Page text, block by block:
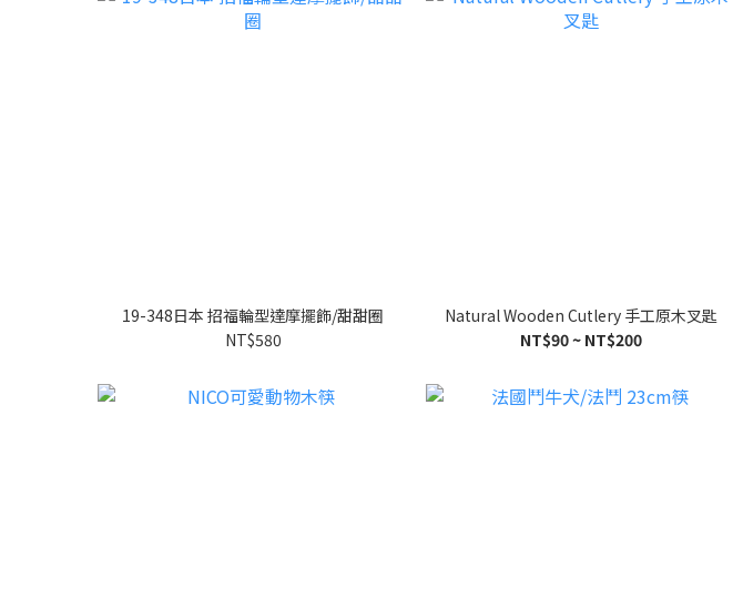
19-348日本 招福輪型達摩擺飾/甜甜圈
NT$580
Natural Wooden Cutlery 手工原木叉匙
NT$90 ~ NT$200